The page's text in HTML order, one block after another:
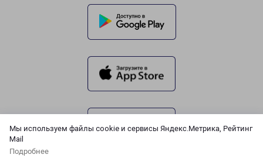
Мы используем файлы cookie и сервисы Яндекс.Метрика, Рейтинг
Mail
Подробнее